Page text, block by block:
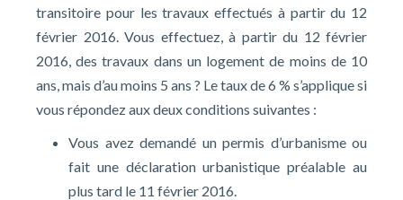
transitoire pour les travaux effectués à partir du 12
février 2016. Vous effectuez, à partir du 12 février
2016, des travaux dans un logement de moins de 10
ans, mais d’au moins 5 ans ? Le taux de 6 % s’applique si
vous répondez aux deux conditions suivantes :
Vous avez demandé un permis d’urbanisme ou
fait une déclaration urbanistique préalable au
plus tard le 11 février 2016.